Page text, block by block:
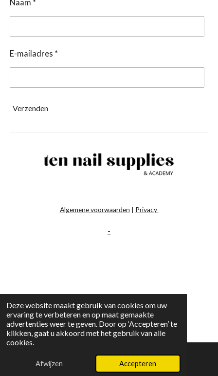
Deze website maakt gebruik van cookies om uw
ervaring te verbeteren en op maat gemaakte
advertenties weer te geven. Door op ‘Accepteren’ te
klikken, gaat u akkoord met het gebruik van alle
cookies.
Afwijzen Accepteren
Naam *
E-mailadres *
Verzenden
Algemene voorwaarden | Privacy
-
E-mailadres Instagram